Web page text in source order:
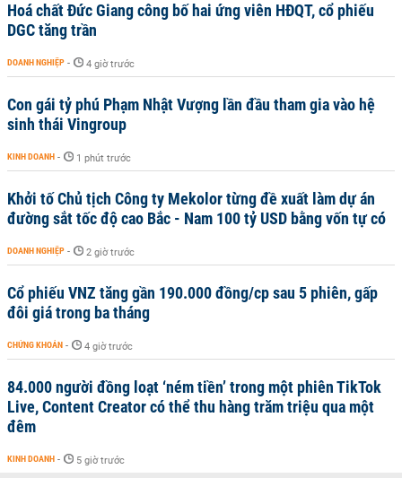
Hoá chất Đức Giang công bố hai ứng viên HĐQT, cổ phiếu
DGC tăng trần
DOANH NGHIỆP - 4 giờ trước
Con gái tỷ phú Phạm Nhật Vượng lần đầu tham gia vào hệ
sinh thái Vingroup
KINH DOANH - 1 phút trước
Khởi tố Chủ tịch Công ty Mekolor từng đề xuất làm dự án
đường sắt tốc độ cao Bắc - Nam 100 tỷ USD bằng vốn tự có
DOANH NGHIỆP - 2 giờ trước
Cổ phiếu VNZ tăng gần 190.000 đồng/cp sau 5 phiên, gấp
đôi giá trong ba tháng
CHỨNG KHOÁN - 4 giờ trước
84.000 người đồng loạt ‘ném tiền’ trong một phiên TikTok
Live, Content Creator có thể thu hàng trăm triệu qua một
đêm
KINH DOANH - 5 giờ trước